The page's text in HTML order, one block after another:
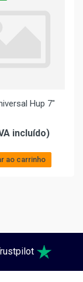
Hup 7"
incluído)
ao carrinho